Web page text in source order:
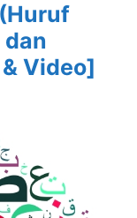
Video]